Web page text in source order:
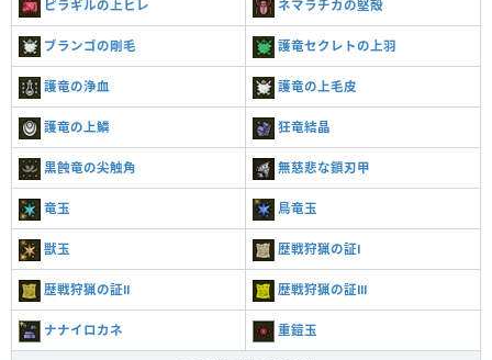
ピラギルの上ヒレ ネマラチカの堅殻
ブランゴの剛毛 護竜セクレトの上羽
護竜の浄血 護竜の上毛皮
護竜の上鱗 狂竜結晶
黒蝕竜の尖触角 無慈悲な鎖刃甲
竜玉 鳥竜玉
獣玉 歴戦狩猟の証Ⅰ
歴戦狩猟の証Ⅱ 歴戦狩猟の証Ⅲ
ナナイロカネ 重鎧玉